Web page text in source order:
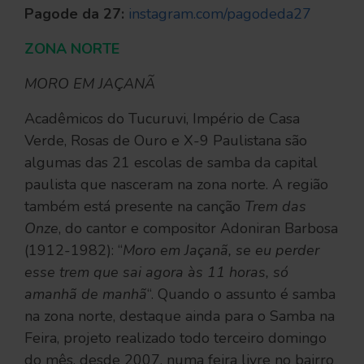
Pagode da 27: instagram.com/pagodeda27
ZONA NORTE
MORO EM JAÇANÃ
Acadêmicos do Tucuruvi, Império de Casa
Verde, Rosas de Ouro e X-9 Paulistana são
algumas das 21 escolas de samba da capital
paulista que nasceram na zona norte. A região
também está presente na canção Trem das
Onze, do cantor e compositor Adoniran Barbosa
(1912-1982): “Moro em Jaçanã, se eu perder
esse trem que sai agora às 11 horas, só
amanhã de manhã“. Quando o assunto é samba
na zona norte, destaque ainda para o Samba na
Feira, projeto realizado todo terceiro domingo